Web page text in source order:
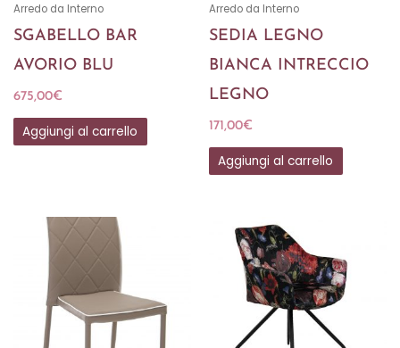
Arredo da Interno
SGABELLO BAR
AVORIO BLU
675,00€
Aggiungi al carrello
Arredo da Interno
SEDIA LEGNO
BIANCA INTRECCIO
LEGNO
171,00€
Aggiungi al carrello